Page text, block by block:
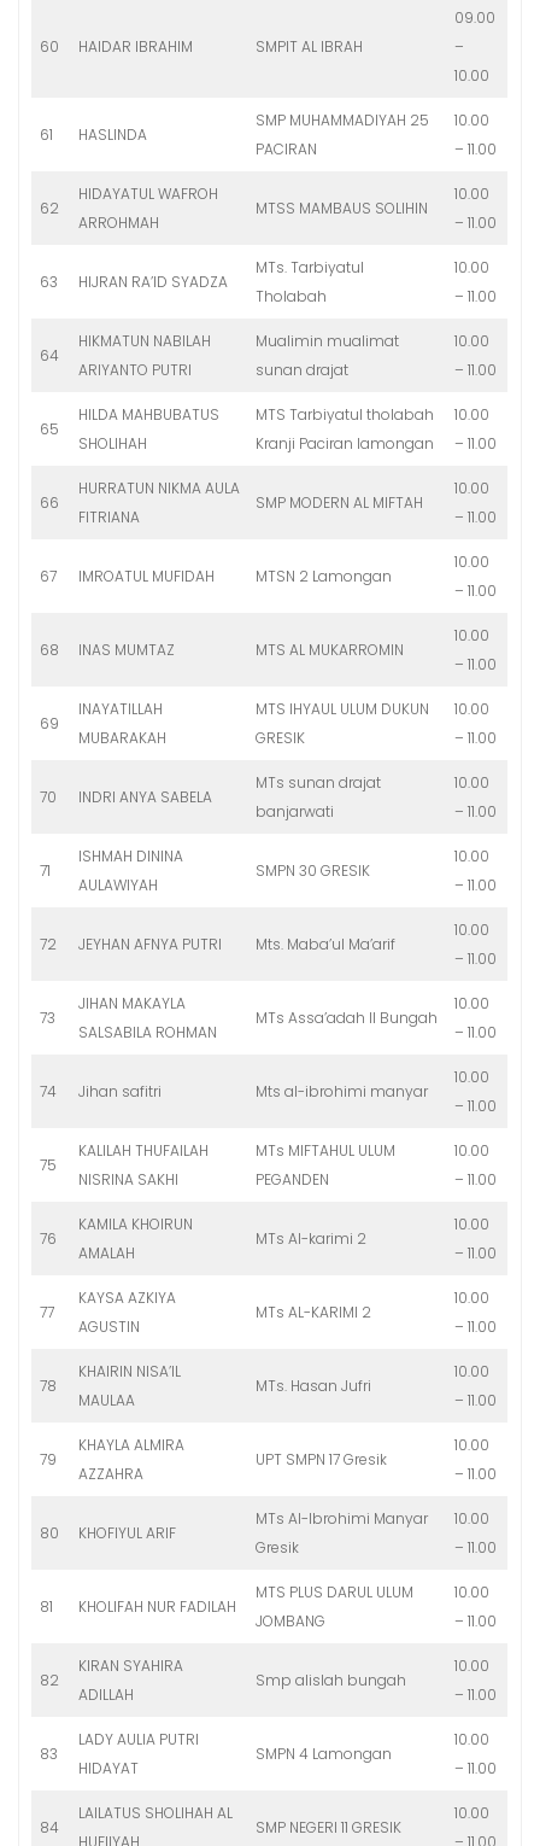
60 HAIDAR IBRAHIM SMPIT AL IBRAH
09.00
–
10.00
61 HASLINDA
SMP MUHAMMADIYAH 25
PACIRAN
10.00
– 11.00
62
HIDAYATUL WAFROH
ARROHMAH
MTSS MAMBAUS SOLIHIN
10.00
– 11.00
63 HIJRAN RA’ID SYADZA
MTs. Tarbiyatul
Tholabah
10.00
– 11.00
64
HIKMATUN NABILAH
ARIYANTO PUTRI
Mualimin mualimat
sunan drajat
10.00
– 11.00
65
HILDA MAHBUBATUS
SHOLIHAH
MTS Tarbiyatul tholabah
Kranji Paciran lamongan
10.00
– 11.00
66
HURRATUN NIKMA AULA
FITRIANA
SMP MODERN AL MIFTAH
10.00
– 11.00
67 IMROATUL MUFIDAH MTSN 2 Lamongan
10.00
– 11.00
68 INAS MUMTAZ MTS AL MUKARROMIN
10.00
– 11.00
69
INAYATILLAH
MUBARAKAH
MTS IHYAUL ULUM DUKUN
GRESIK
10.00
– 11.00
70 INDRI ANYA SABELA
MTs sunan drajat
banjarwati
10.00
– 11.00
71
ISHMAH DININA
AULAWIYAH
SMPN 30 GRESIK
10.00
– 11.00
72 JEYHAN AFNYA PUTRI Mts. Maba’ul Ma’arif
10.00
– 11.00
73
JIHAN MAKAYLA
SALSABILA ROHMAN
MTs Assa’adah II Bungah
10.00
– 11.00
74 Jihan safitri Mts al-ibrohimi manyar
10.00
– 11.00
75
KALILAH THUFAILAH
NISRINA SAKHI
MTs MIFTAHUL ULUM
PEGANDEN
10.00
– 11.00
76
KAMILA KHOIRUN
AMALAH
MTs Al-karimi 2
10.00
– 11.00
77
KAYSA AZKIYA
AGUSTIN
MTs AL-KARIMI 2
10.00
– 11.00
78
KHAIRIN NISA’IL
MAULAA
MTs. Hasan Jufri
10.00
– 11.00
79
KHAYLA ALMIRA
AZZAHRA
UPT SMPN 17 Gresik
10.00
– 11.00
80 KHOFIYUL ARIF
MTs Al-Ibrohimi Manyar
Gresik
10.00
– 11.00
81 KHOLIFAH NUR FADILAH
MTS PLUS DARUL ULUM
JOMBANG
10.00
– 11.00
82
KIRAN SYAHIRA
ADILLAH
Smp alislah bungah
10.00
– 11.00
83
LADY AULIA PUTRI
HIDAYAT
SMPN 4 Lamongan
10.00
– 11.00
84
LAILATUS SHOLIHAH AL
HUFIIYAH
SMP NEGERI 11 GRESIK
10.00
– 11.00